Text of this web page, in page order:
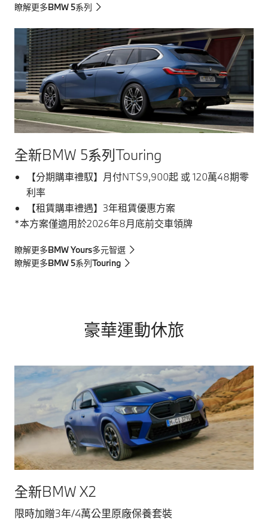
瞭解更多BMW 5系列
全新BMW 5系列Touring
【分期購車禮馭】月付NT$9,900起 或 120萬48期零
利率
【租賃購車禮遇】3年租賃優惠方案
*本方案僅適用於2026年8月底前交車領牌
瞭解更多BMW Yours多元智選
瞭解更多BMW 5系列Touring
豪華運動休旅
全新BMW X2
限時加贈3年/4萬公里原廠保養套裝